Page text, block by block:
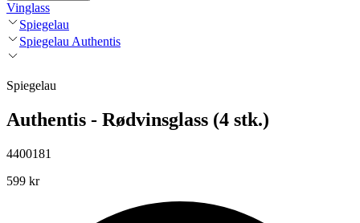
Vinglass
Spiegelau
Spiegelau Authentis
Spiegelau
Authentis - Rødvinsglass (4 stk.)
4400181
599 kr